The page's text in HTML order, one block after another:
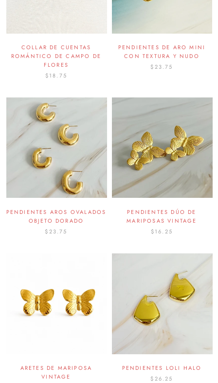
COLLAR DE CUENTAS
ROMÁNTICO DE CAMPO DE
FLORES
$18.75
PENDIENTES DE ARO MINI
CON TEXTURA Y NUDO
$23.75
PENDIENTES AROS OVALADOS
OBJETO DORADO
$23.75
PENDIENTES DÚO DE
MARIPOSAS VINTAGE
$16.25
ARETES DE MARIPOSA
VINTAGE
PENDIENTES LOLI HALO
$26.25